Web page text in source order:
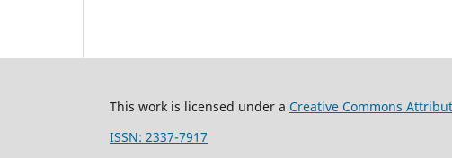
This work is licensed under a Creative Commons
ISSN: 2337-7917